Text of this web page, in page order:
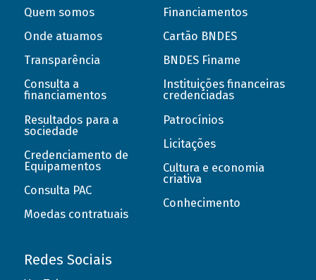
Quem somos
Onde atuamos
Transparência
Consulta a
financiamentos
Resultados para a
sociedade
Credenciamento de
Equipamentos
Consulta PAC
Moedas contratuais
Financiamentos
Cartão BNDES
BNDES Finame
Instituições financeiras
credenciadas
Patrocínios
Licitações
Cultura e economia
criativa
Conhecimento
Redes Sociais